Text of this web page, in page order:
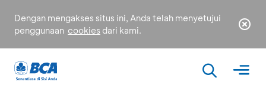
Dengan mengakses situs ini, Anda telah menyetujui
penggunaan cookies dari kami.